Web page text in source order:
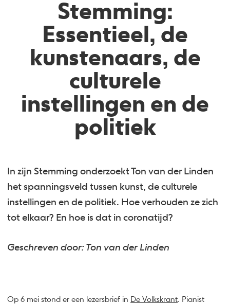
Stemming:
Essentieel, de
kunstenaars, de
culturele
instellingen en de
politiek
In zijn Stemming onderzoekt Ton van der Linden
het spanningsveld tussen kunst, de culturele
instellingen en de politiek. Hoe verhouden ze zich
tot elkaar? En hoe is dat in coronatijd?
Geschreven door: Ton van der Linden
Op 6 mei stond er een lezersbrief in De Volkskrant. Pianist